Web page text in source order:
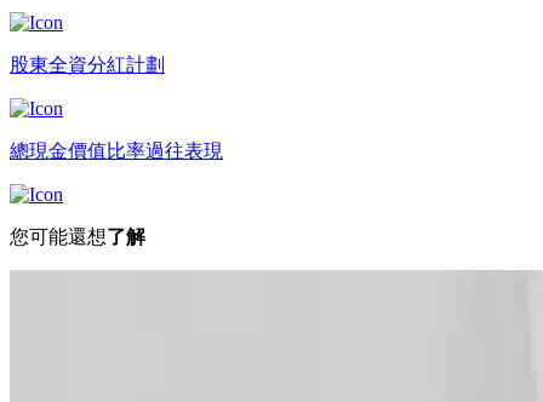
股東全資分紅計劃
總現金價值比率過往表現
您可能還想了解